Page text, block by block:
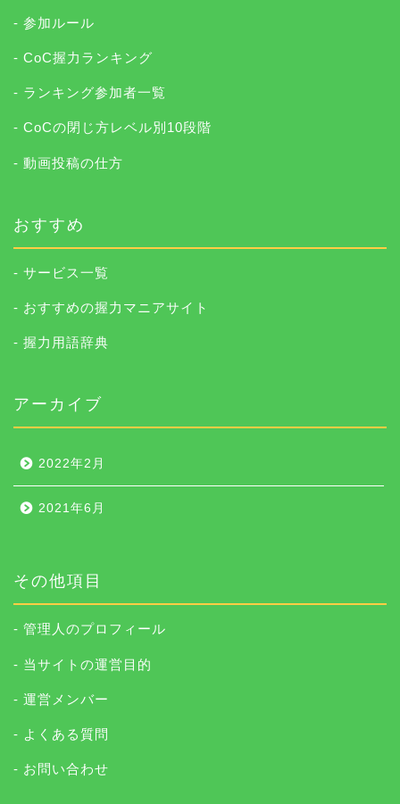
- 参加ルール
- CoC握力ランキング
- ランキング参加者一覧
- CoCの閉じ方レベル別10段階
- 動画投稿の仕方
おすすめ
- サービス一覧
- おすすめの握力マニアサイト
- 握力用語辞典
アーカイブ
2022年2月
2021年6月
その他項目
- 管理人のプロフィール
- 当サイトの運営目的
- 運営メンバー
- よくある質問
- お問い合わせ